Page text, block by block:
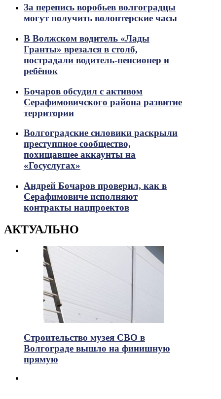
За перепись воробьев волгоградцы
могут получить волонтерские часы
В Волжском водитель «Лады
Гранты» врезался в столб,
пострадали водитель-пенсионер и
ребёнок
Бочаров обсудил с активом
Серафимовичского района развитие
территории
Волгоградские силовики раскрыли
преступпное сообщество,
похищавшее аккаунты на
«Госуслугах»
Андрей Бочаров проверил, как в
Серафимовиче исполняют
контракты нацпроектов
АКТУАЛЬНО
Строительство музея СВО в
Волгограде вышло на финишную
прямую